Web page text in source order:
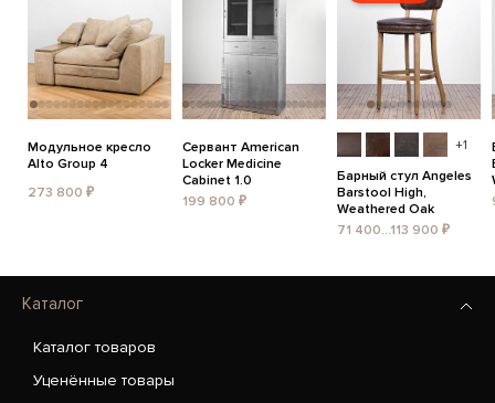
Модульное кресло
Alto Group 4
273 800 ₽
Сервант American
Locker Medicine
Cabinet 1.0
199 800 ₽
+1
Барный стул Angeles
Barstool High,
Weathered Oak
71 400...113 900 ₽
Каталог
Каталог товаров
Уценённые товары